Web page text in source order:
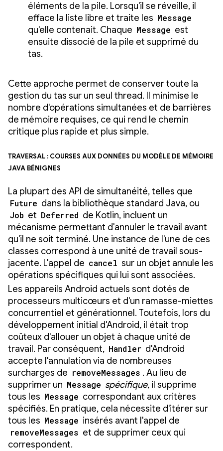
éléments de la pile. Lorsqu'il se réveille, il
efface la liste libre et traite les Message
qu'elle contenait. Chaque Message est
ensuite dissocié de la pile et supprimé du
tas.
Cette approche permet de conserver toute la
gestion du tas sur un seul thread. Il minimise le
nombre d'opérations simultanées et de barrières
de mémoire requises, ce qui rend le chemin
critique plus rapide et plus simple.
Traversal : courses aux données du modèle de mémoire
Java bénignes
La plupart des API de simultanéité, telles que
Future dans la bibliothèque standard Java, ou
Job et Deferred de Kotlin, incluent un
mécanisme permettant d'annuler le travail avant
qu'il ne soit terminé. Une instance de l'une de ces
classes correspond à une unité de travail sous-
jacente. L'appel de cancel sur un objet annule les
opérations spécifiques qui lui sont associées.
Les appareils Android actuels sont dotés de
processeurs multicœurs et d'un ramasse-miettes
concurrentiel et générationnel. Toutefois, lors du
développement initial d'Android, il était trop
coûteux d'allouer un objet à chaque unité de
travail. Par conséquent, Handler d'Android
accepte l'annulation via de nombreuses
surcharges de removeMessages . Au lieu de
supprimer un Message spécifique, il supprime
tous les Message correspondant aux critères
spécifiés. En pratique, cela nécessite d'itérer sur
tous les Message insérés avant l'appel de
removeMessages et de supprimer ceux qui
correspondent.